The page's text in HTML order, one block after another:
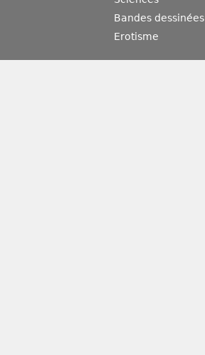
Bandes dessinées
Erotisme